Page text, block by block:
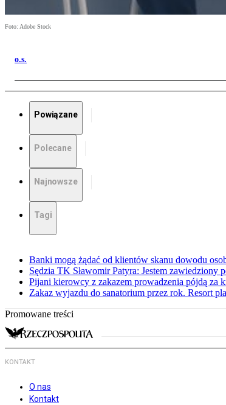
Foto: Adobe Stock
o.s.
Powiązane
Polecane
Najnowsze
Tagi
Banki mogą żądać od klientów skanu dowodu
Sędzia TK Sławomir Patyra: Jestem zawiedziony
Pijani kierowcy z zakazem prowadzenia pójdą za
Zakaz wyjazdu do sanatorium przez rok. Resort
Promowane treści
KONTAKT
O nas
Kontakt